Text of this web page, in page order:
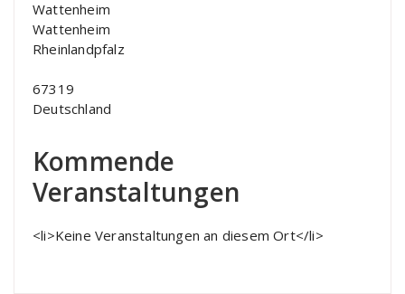
Wattenheim
Wattenheim
Rheinlandpfalz
67319
Deutschland
Kommende
Veranstaltungen
<li>Keine Veranstaltungen an diesem Ort</li>